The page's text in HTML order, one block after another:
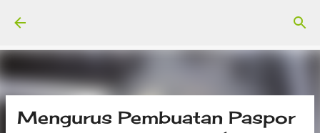
Mengurus Pembuatan Paspor